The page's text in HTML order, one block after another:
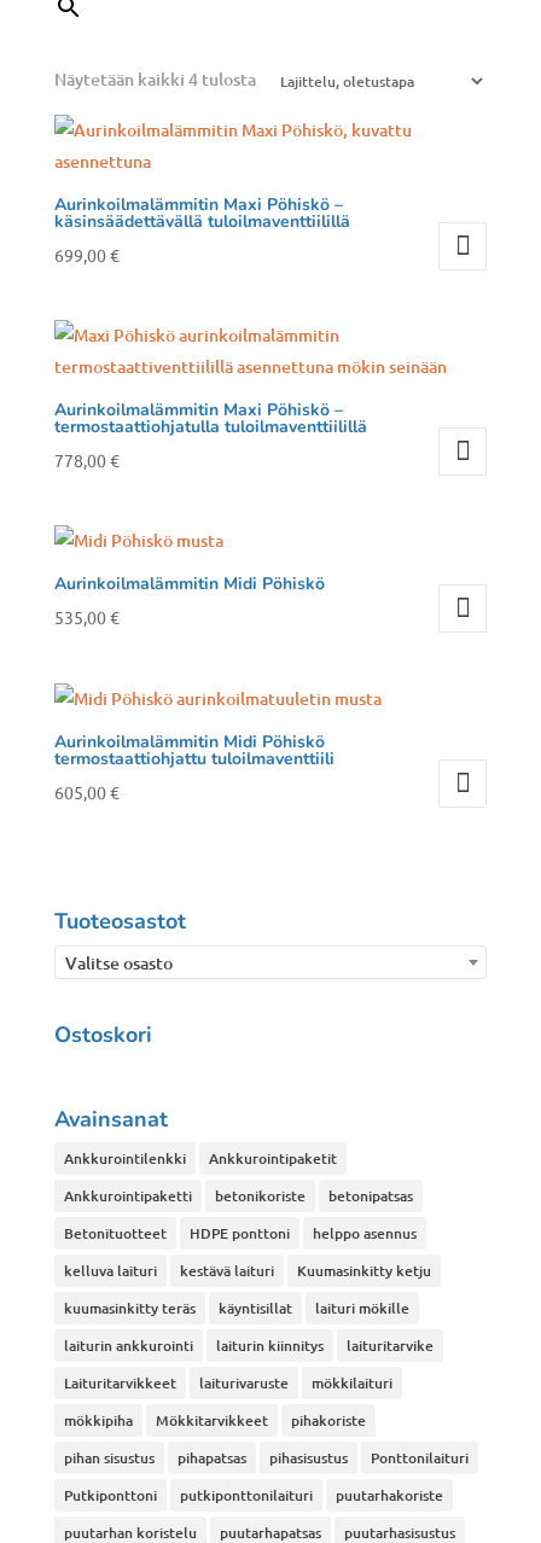
Näytetään kaikki 4 tulosta
Aurinkoilmalämmitin Maxi Pöhiskö –
käsinsäädettävällä tuloilmaventtiilillä
699,00€
tuotteella
on
useampi
muunnelma.
tehdä
tuotteen
Aurinkoilmalämmitin Maxi Pöhiskö –
termostaattiohjatulla tuloilmaventtiilillä
778,00€
tuotteella
useampi
muunnelma.
tehdä
valinnat
tuotteen
sivulla.
Aurinkoilmalämmitin Midi Pöhiskö
535,00€
tuotteella
on
useampi
muunnelma.
Voit
sivulla.
Aurinkoilmalämmitin Midi Pöhiskö
termostaattiohjattu tuloilmaventtiili
605,00€
useampi
muunnelma.
Voit
valinnat
Tuoteosastot
Valitse osasto
Ostoskori
Avainsanat
Ankkurointilenkki
Ankkurointipaketit
Ankkurointipaketti
betonikoriste
betonipatsas
Betonituotteet
HDPE ponttoni
helppo asennus
kelluva laituri
kestävä laituri
Kuumasinkitty ketju
kuumasinkitty teräs
käyntisillat
laituri mökille
laiturin ankkurointi
laiturin kiinnitys
laituritarvike
Laituritarvikkeet
laiturivaruste
mökkilaituri
mökkipiha
Mökkitarvikkeet
pihakoriste
pihan sisustus
pihapatsas pihasisustus
Ponttonilaituri
Putkiponttoni
putkiponttonilaituri
puutarhakoriste
puutarhan koristelu
puutarhapatsas puutarhasisustus